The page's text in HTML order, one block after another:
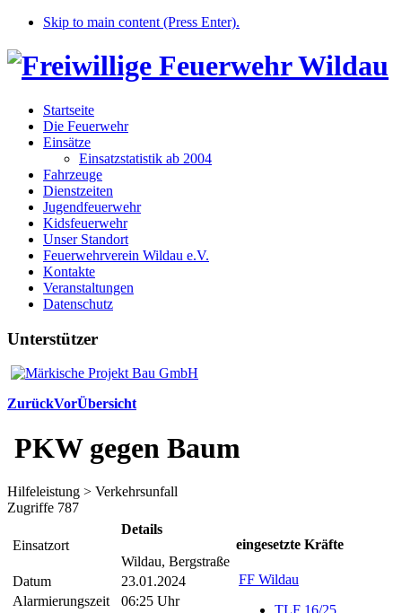
Skip to main content (Press Enter).
Startseite
Die Feuerwehr
Einsätze
Einsatzstatistik ab 2004
Fahrzeuge
Dienstzeiten
Jugendfeuerwehr
Kidsfeuerwehr
Unser Standort
Feuerwehrverein Wildau e.V.
Kontakte
Veranstaltungen
Datenschutz
Unterstützer
ZurückVorÜbersicht
PKW gegen Baum
Hilfeleistung > Verkehrsunfall
Zugriffe 787
Einsatzort
Details
Wildau, Bergstraße
Datum
23.01.2024
Alarmierungszeit
06:25 Uhr
eingesetzte Kräfte
FF Wildau